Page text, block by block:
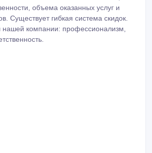
объема оказанных услуг и
Существует гибкая система скидок.
компании: профессионализм,